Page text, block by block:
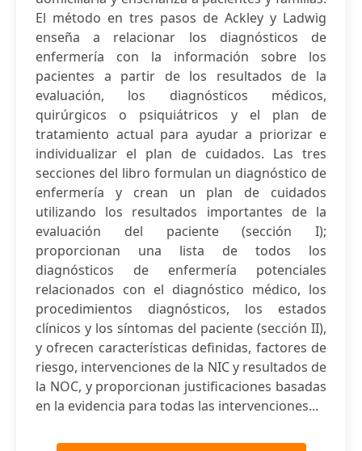
El método en tres pasos de Ackley y Ladwig
enseña a relacionar los diagnósticos de
enfermería con la información sobre los
pacientes a partir de los resultados de la
evaluación, los diagnósticos médicos,
quirúrgicos o psiquiátricos y el plan de
tratamiento actual para ayudar a priorizar e
individualizar el plan de cuidados. Las tres
secciones del libro formulan un diagnóstico de
enfermería y crean un plan de cuidados
utilizando los resultados importantes de la
evaluación del paciente (sección I);
proporcionan una lista de todos los
diagnósticos de enfermería potenciales
relacionados con el diagnóstico médico, los
procedimientos diagnósticos, los estados
clínicos y los síntomas del paciente (sección II),
y ofrecen características definidas, factores de
riesgo, intervenciones de la NIC y resultados de
la NOC, y proporcionan justificaciones basadas
en la evidencia para todas las intervenciones...